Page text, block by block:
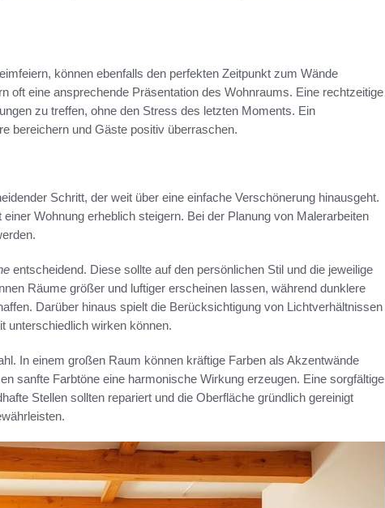
können ebenfalls den perfekten Zeitpunkt zum Wände
oft eine ansprechende Präsentation des Wohnraums. Eine rechtzeitige
zu treffen, ohne den Stress des letzten Moments. Ein
bereichern und Gäste positiv überraschen.
Schritt, der weit über eine einfache Verschönerung hinausgeht.
Wohnung erheblich steigern. Bei der Planung von Malerarbeiten
entscheidend. Diese sollte auf den persönlichen Stil und die jeweilige
Räume größer und luftiger erscheinen lassen, während dunklere
Darüber hinaus spielt die Berücksichtigung von Lichtverhältnissen
unterschiedlich wirken können.
In einem großen Raum können kräftige Farben als Akzentwände
sanfte Farbtöne eine harmonische Wirkung erzeugen. Eine sorgfältige
Stellen sollten repariert und die Oberfläche gründlich gereinigt